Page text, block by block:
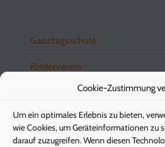
Cookie-Zustimmung
Um ein optimales Erlebnis zu bieten,
wie Cookies, um Geräteinformationen zu
darauf zuzugreifen. Wenn diesen
Ganztagsschule
Förderverein
Schuleingangsstufe
Elternbriefe